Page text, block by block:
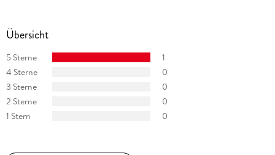
Übersicht
5 Sterne
1
4 Sterne
0
3 Sterne
0
2 Sterne
0
1 Stern
0